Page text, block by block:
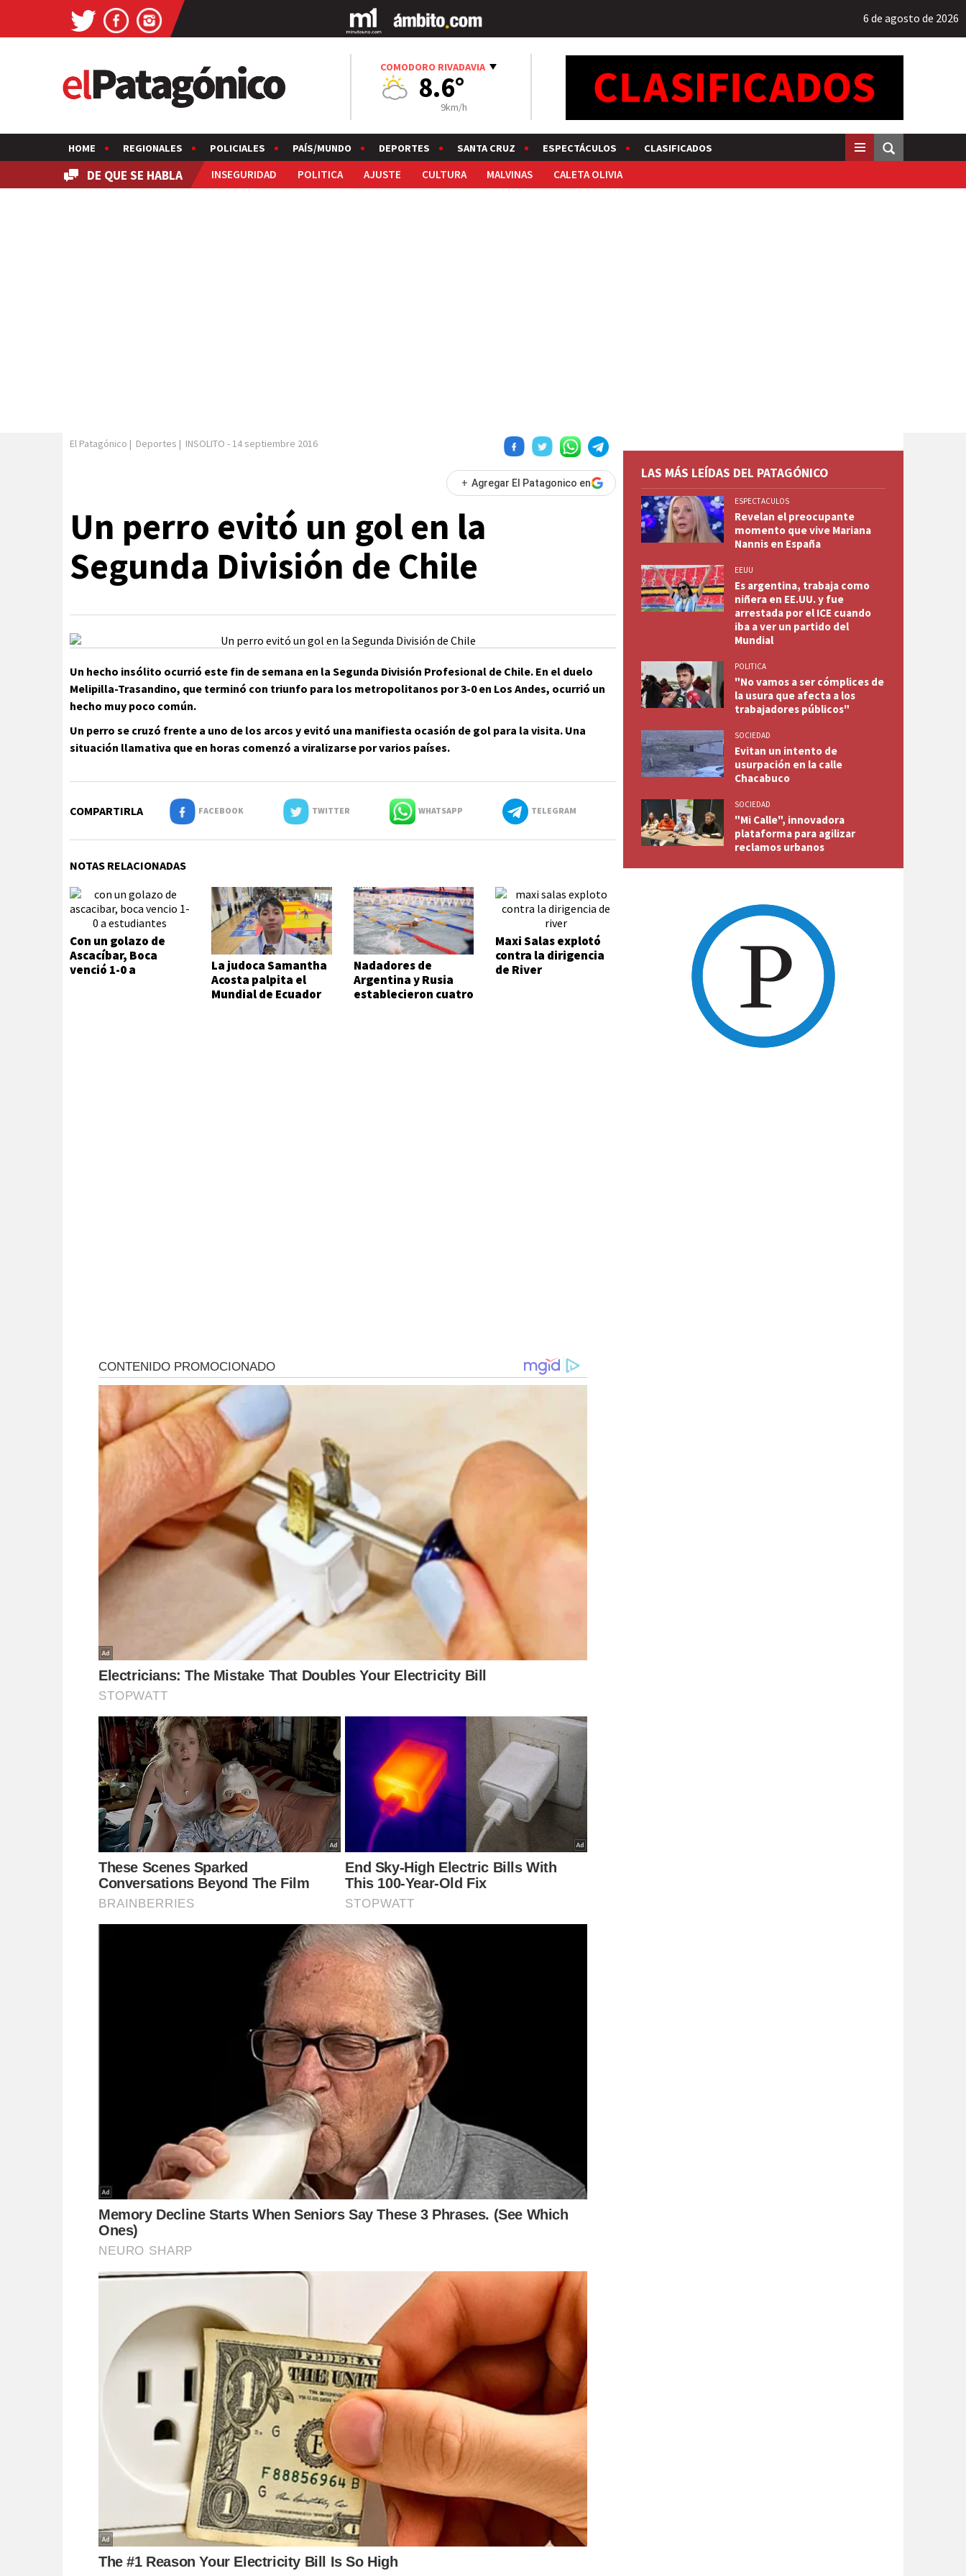
6 de agosto de 2026
COMODORO RIVADAVIA
8.6°
9km/h
HOME REGIONALES POLICIALES PAÍS/MUNDO DEPORTES SANTA CRUZ ESPECTÁCULOS CLASIFICADOS
DE QUE SE HABLA INSEGURIDAD POLITICA AJUSTE CULTURA MALVINAS CALETA OLIVIA
El Patagónico | Deportes | INSOLITO - 14 septiembre 2016
+ Agregar El Patagonico en
Un perro evitó un gol en la
Segunda División de Chile
Un hecho insólito ocurrió este fin de semana en la Segunda División Profesional de Chile. En el duelo
Melipilla-Trasandino, que terminó con triunfo para los metropolitanos por 3-0 en Los Andes, ocurrió un
hecho muy poco común.
Un perro se cruzó frente a uno de los arcos y evitó una manifiesta ocasión de gol para la visita. Una
situación llamativa que en horas comenzó a viralizarse por varios países.
COMPARTIRLA FACEBOOK TWITTER WHATSAPP TELEGRAM
NOTAS RELACIONADAS
Con un golazo de
Ascacíbar, Boca
venció 1-0 a
La judoca Samantha
Acosta palpita el
Mundial de Ecuador
Nadadores de
Argentina y Rusia
establecieron cuatro
Maxi Salas explotó
contra la dirigencia
de River
LAS MÁS LEÍDAS DEL PATAGÓNICO
ESPECTACULOS
Revelan el preocupante
momento que vive Mariana
Nannis en España
EEUU
Es argentina, trabaja como
niñera en EE.UU. y fue
arrestada por el ICE cuando
iba a ver un partido del
Mundial
POLITICA
"No vamos a ser cómplices de
la usura que afecta a los
trabajadores públicos"
SOCIEDAD
Evitan un intento de
usurpación en la calle
Chacabuco
SOCIEDAD
"Mi Calle", innovadora
plataforma para agilizar
reclamos urbanos